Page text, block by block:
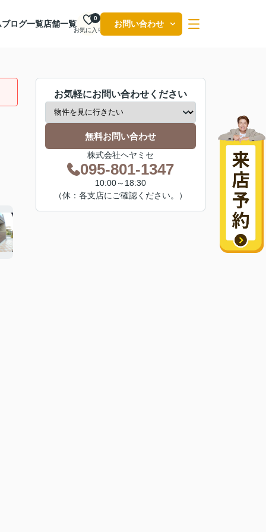
ブログ一覧店舗一覧
お気に入り
0
お問い合わせ
お気軽にお問い合わせください
無料お問い合わせ
株式会社ヘヤミセ
095-801-1347
10:00～18:30
（休：各支店にご確認ください。）